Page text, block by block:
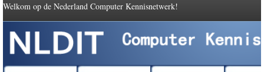
Welkom op de Nederland Computer Kennisnetwerk!